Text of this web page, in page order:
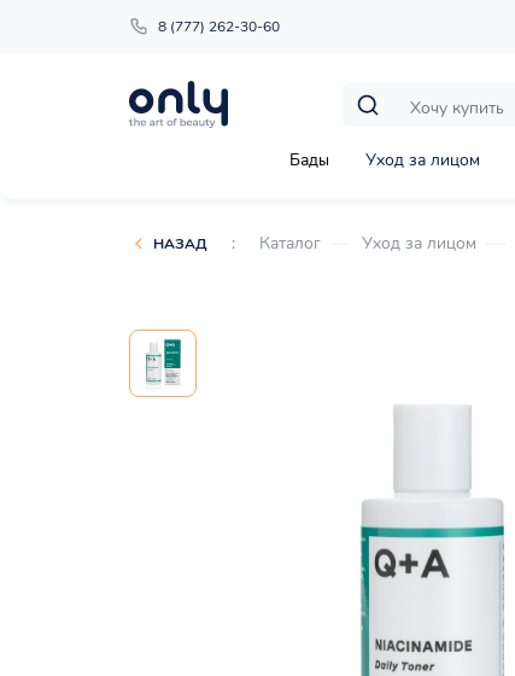
8 (777) 262-30-60
Бады Уход за лицом
НАЗАД : Каталог Уход за лицом